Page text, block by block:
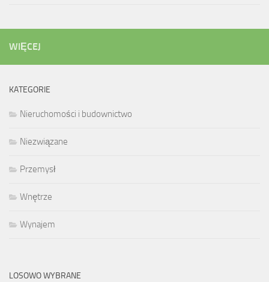
WIĘCEJ
KATEGORIE
Nieruchomości i budownictwo
Niezwiązane
Przemysł
Wnętrze
Wynajem
LOSOWO WYBRANE